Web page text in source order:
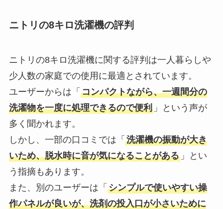
ニトリの8キロ洗濯機の評判
ニトリの8キロ洗濯機に関する評判は一人暮らしや
少人数の家庭での使用に最適とされています。
ユーザーからは「 コンパクトながら、一週間分の
洗濯物を一度に処理できるので便利」という声が
多く聞かれます。
しかし、一部の口コミでは「 洗濯機の振動が大き
いため、脱水時に音が気になることがある」とい
う指摘もあります。
また、別のユーザーは「 シンプルで使いやすい操
作パネルが良いが、洗剤の投入口が小さいために